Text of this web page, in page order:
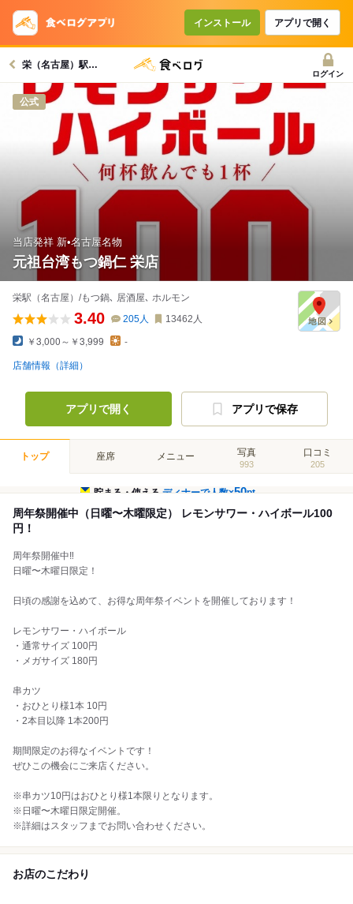
インストール アプリで開く
栄（名古屋）駅グルメへ
ログイン
公式
当店発祥 新•名古屋名物
元祖台湾もつ鍋仁 栄店
栄駅（名古屋）/もつ鍋､ 居酒屋､ ホルモン
3.40 205人 13462 人
￥3,000～￥3,999 -
店舗情報（詳細）
アプリで開く アプリで保存
トップ 座席 メニュー 写真
993
口コミ
205
貯まる・使えるディナーで人数×50pt
周年祭開催中（日曜〜木曜限定） レモンサワー・ハイボール100
円！
周年祭開催中‼️
日曜〜木曜日限定！
日頃の感謝を込めて、お得な周年祭イベントを開催しております！
レモンサワー・ハイボール
・通常サイズ 100円
・メガサイズ 180円
串カツ
・おひとり様1本 10円
・2本目以降 1本200円
期間限定のお得なイベントです！
ぜひこの機会にご来店ください。
※串カツ10円はおひとり様1本限りとなります。
※日曜〜木曜日限定開催。
※詳細はスタッフまでお問い合わせください。
お店のこだわり